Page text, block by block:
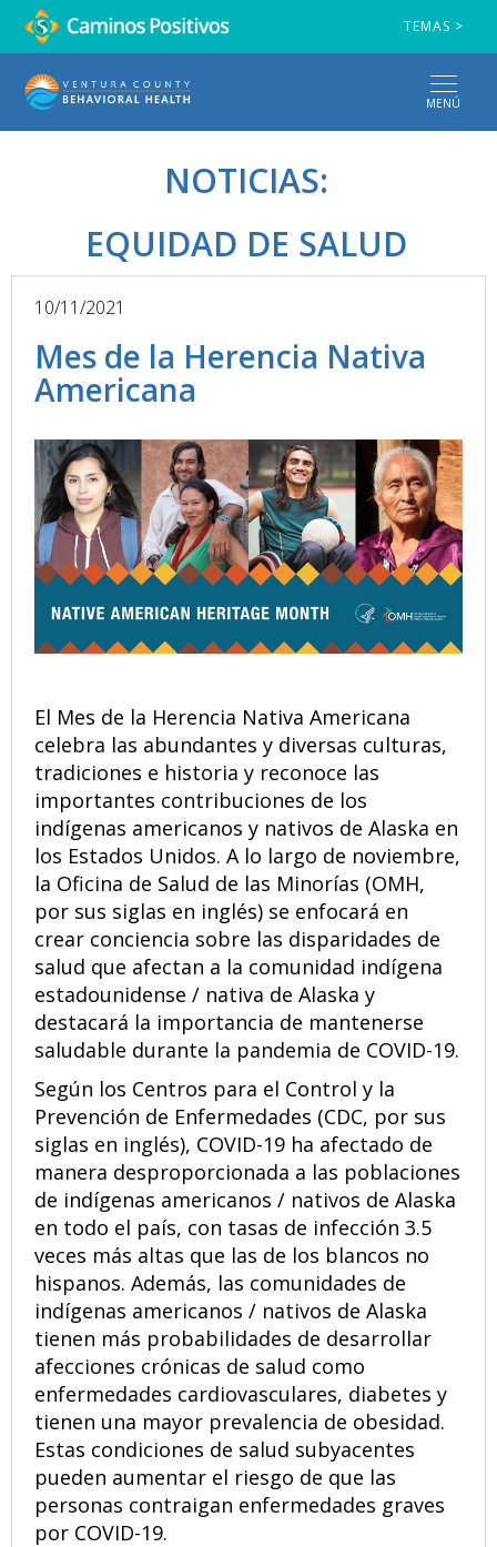
TEMAS >
MENÚ
NOTICIAS:
EQUIDAD DE SALUD
10/11/2021
Mes de la Herencia Nativa
Americana
El Mes de la Herencia Nativa Americana
celebra las abundantes y diversas culturas,
tradiciones e historia y reconoce las
importantes contribuciones de los
indígenas americanos y nativos de Alaska en
los Estados Unidos. A lo largo de noviembre,
la Oficina de Salud de las Minorías (OMH,
por sus siglas en inglés) se enfocará en
crear conciencia sobre las disparidades de
salud que afectan a la comunidad indígena
estadounidense / nativa de Alaska y
destacará la importancia de mantenerse
saludable durante la pandemia de COVID-19.
Según los Centros para el Control y la
Prevención de Enfermedades (CDC, por sus
siglas en inglés), COVID-19 ha afectado de
manera desproporcionada a las poblaciones
de indígenas americanos / nativos de Alaska
en todo el país, con tasas de infección 3.5
veces más altas que las de los blancos no
hispanos. Además, las comunidades de
indígenas americanos / nativos de Alaska
tienen más probabilidades de desarrollar
afecciones crónicas de salud como
enfermedades cardiovasculares, diabetes y
tienen una mayor prevalencia de obesidad.
Estas condiciones de salud subyacentes
pueden aumentar el riesgo de que las
personas contraigan enfermedades graves
por COVID-19.